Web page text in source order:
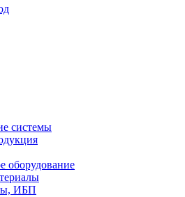
системы
оборудование
ИБП